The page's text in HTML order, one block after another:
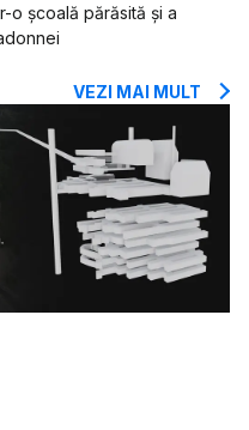
o școală părăsită și a
VEZI MAI MULT